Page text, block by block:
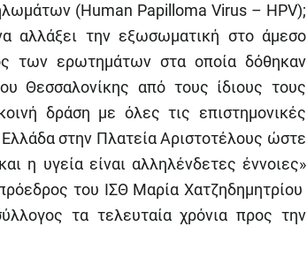
(Ηuman Papilloma Virus – HPV);
αλλάξει την εξωσωματική στο άμεσο
των ερωτημάτων στα οποία δόθηκαν
Θεσσαλονίκης από τους ίδιους τους
δράση με όλες τις επιστημονικές
Ελλάδα στην Πλατεία Αριστοτέλους ώστε
η υγεία είναι αλληλένδετες έννοιες»
του ΙΣΘ Μαρία Χατζηδημητρίου
τα τελευταία χρόνια προς την